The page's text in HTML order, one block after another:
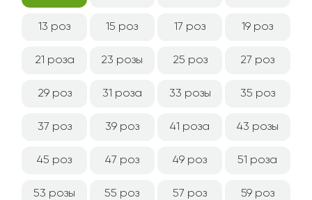
13 роз 15 роз 17 роз 19 роз
21 роза 23 розы 25 роз 27 роз
29 роз 31 роза 33 розы 35 роз
37 роз 39 роз 41 роза 43 розы
45 роз 47 роз 49 роз 51 роза
53 розы 55 роз 57 роз 59 роз